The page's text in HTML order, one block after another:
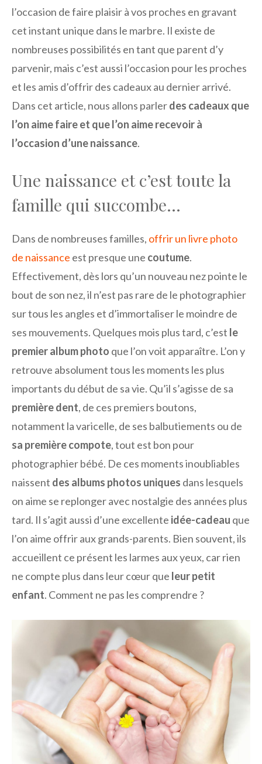
l’occasion de faire plaisir à vos proches en gravant
cet instant unique dans le marbre. Il existe de
nombreuses possibilités en tant que parent d’y
parvenir, mais c’est aussi l’occasion pour les proches
et les amis d’offrir des cadeaux au dernier arrivé.
Dans cet article, nous allons parlerdes cadeaux que
l’on aime faire et que l’on aime recevoir à
l’occasion d’une naissance.
Une naissance et c’est toute la
famille qui succombe…
Dans de nombreuses familles, offrir un livre photo
de naissance est presque une coutume.
Effectivement, dès lors qu’un nouveau nez pointe le
bout de son nez, il n’est pas rare de le photographier
sur tous les angles et d’immortaliser le moindre de
ses mouvements. Quelques mois plus tard, c’est le
premier album photo que l’on voit apparaître. L’on y
retrouve absolument tous les moments les plus
importants du début de sa vie. Qu’il s’agisse de sa
première dent, de ces premiers boutons,
notamment la varicelle, de ses balbutiements ou de
sa première compote, tout est bon pour
photographier bébé. De ces moments inoubliables
naissent des albums photos uniques dans lesquels
on aime se replonger avec nostalgie des années plus
tard. Il s’agit aussi d’une excellente idée-cadeau que
l’on aime offrir aux grands-parents. Bien souvent, ils
accueillent ce présent les larmes aux yeux, car rien
ne compte plus dans leur cœur que leur petit
enfant. Comment ne pas les comprendre ?